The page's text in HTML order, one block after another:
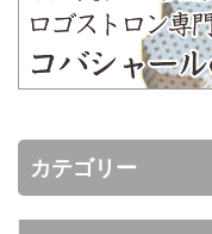
カテゴリー